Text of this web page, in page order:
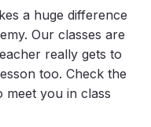
a huge difference
Our classes are
really gets to
too. Check the
meet you in class